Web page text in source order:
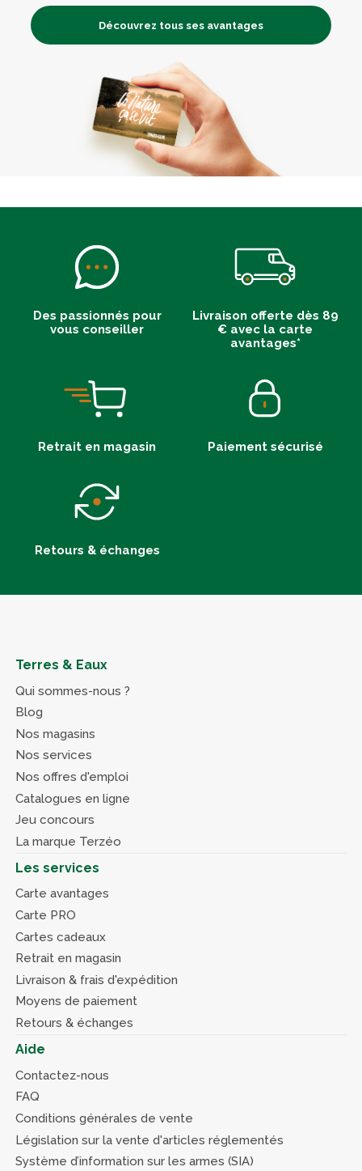
Découvrez tous ses avantages
Des passionnés pour
vous conseiller
Livraison offerte dès 89
€ avec la carte
avantages*
Retrait en magasin Paiement sécurisé
Retours & échanges
Terres & Eaux
Qui sommes-nous ?
Blog
Nos magasins
Nos services
Nos offres d'emploi
Catalogues en ligne
Jeu concours
La marque Terzéo
Les services
Carte avantages
Carte PRO
Cartes cadeaux
Retrait en magasin
Livraison & frais d'expédition
Moyens de paiement
Retours & échanges
Aide
Contactez-nous
FAQ
Conditions générales de vente
Législation sur la vente d'articles réglementés
Système d’information sur les armes (SIA)